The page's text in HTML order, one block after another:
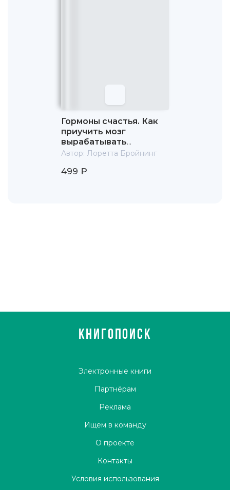
Гормоны счастья. Как
приучить мозг
вырабатывать
серотонин, дофамин,
Автор: Лоретта Бройнинг
499 ₽
КНИГОПОИСК
Электронные книги
Партнёрам
Реклама
Ищем в команду
О проекте
Контакты
Условия использования